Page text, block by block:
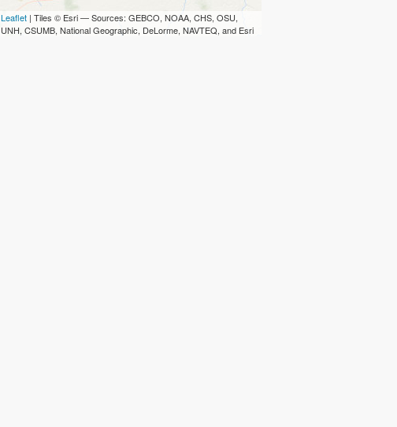
Leaflet | Tiles © Esri — Sources: GEBCO, NOAA, CHS, OSU,
UNH, CSUMB, National Geographic, DeLorme, NAVTEQ, and Esri